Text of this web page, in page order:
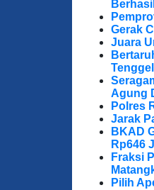
Gerak
Juara
Agung
Polres
Jarak
BKAD
Rp646
Fraksi
Pilih